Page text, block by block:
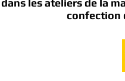
les ateliers de la
confection